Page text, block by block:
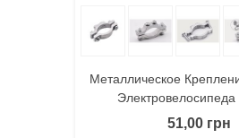
Металлическое
51,00 грн